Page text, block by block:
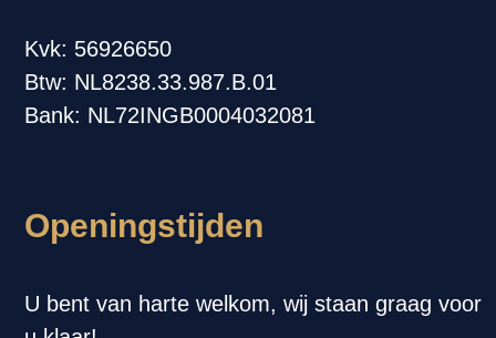
Kvk: 56926650
Btw: NL8238.33.987.B.01
Bank: NL72INGB0004032081
Openingstijden
U bent van harte welkom, wij staan graag voor